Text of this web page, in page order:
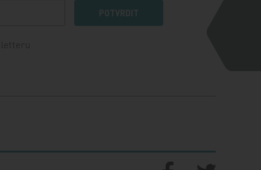
POTVRDIT